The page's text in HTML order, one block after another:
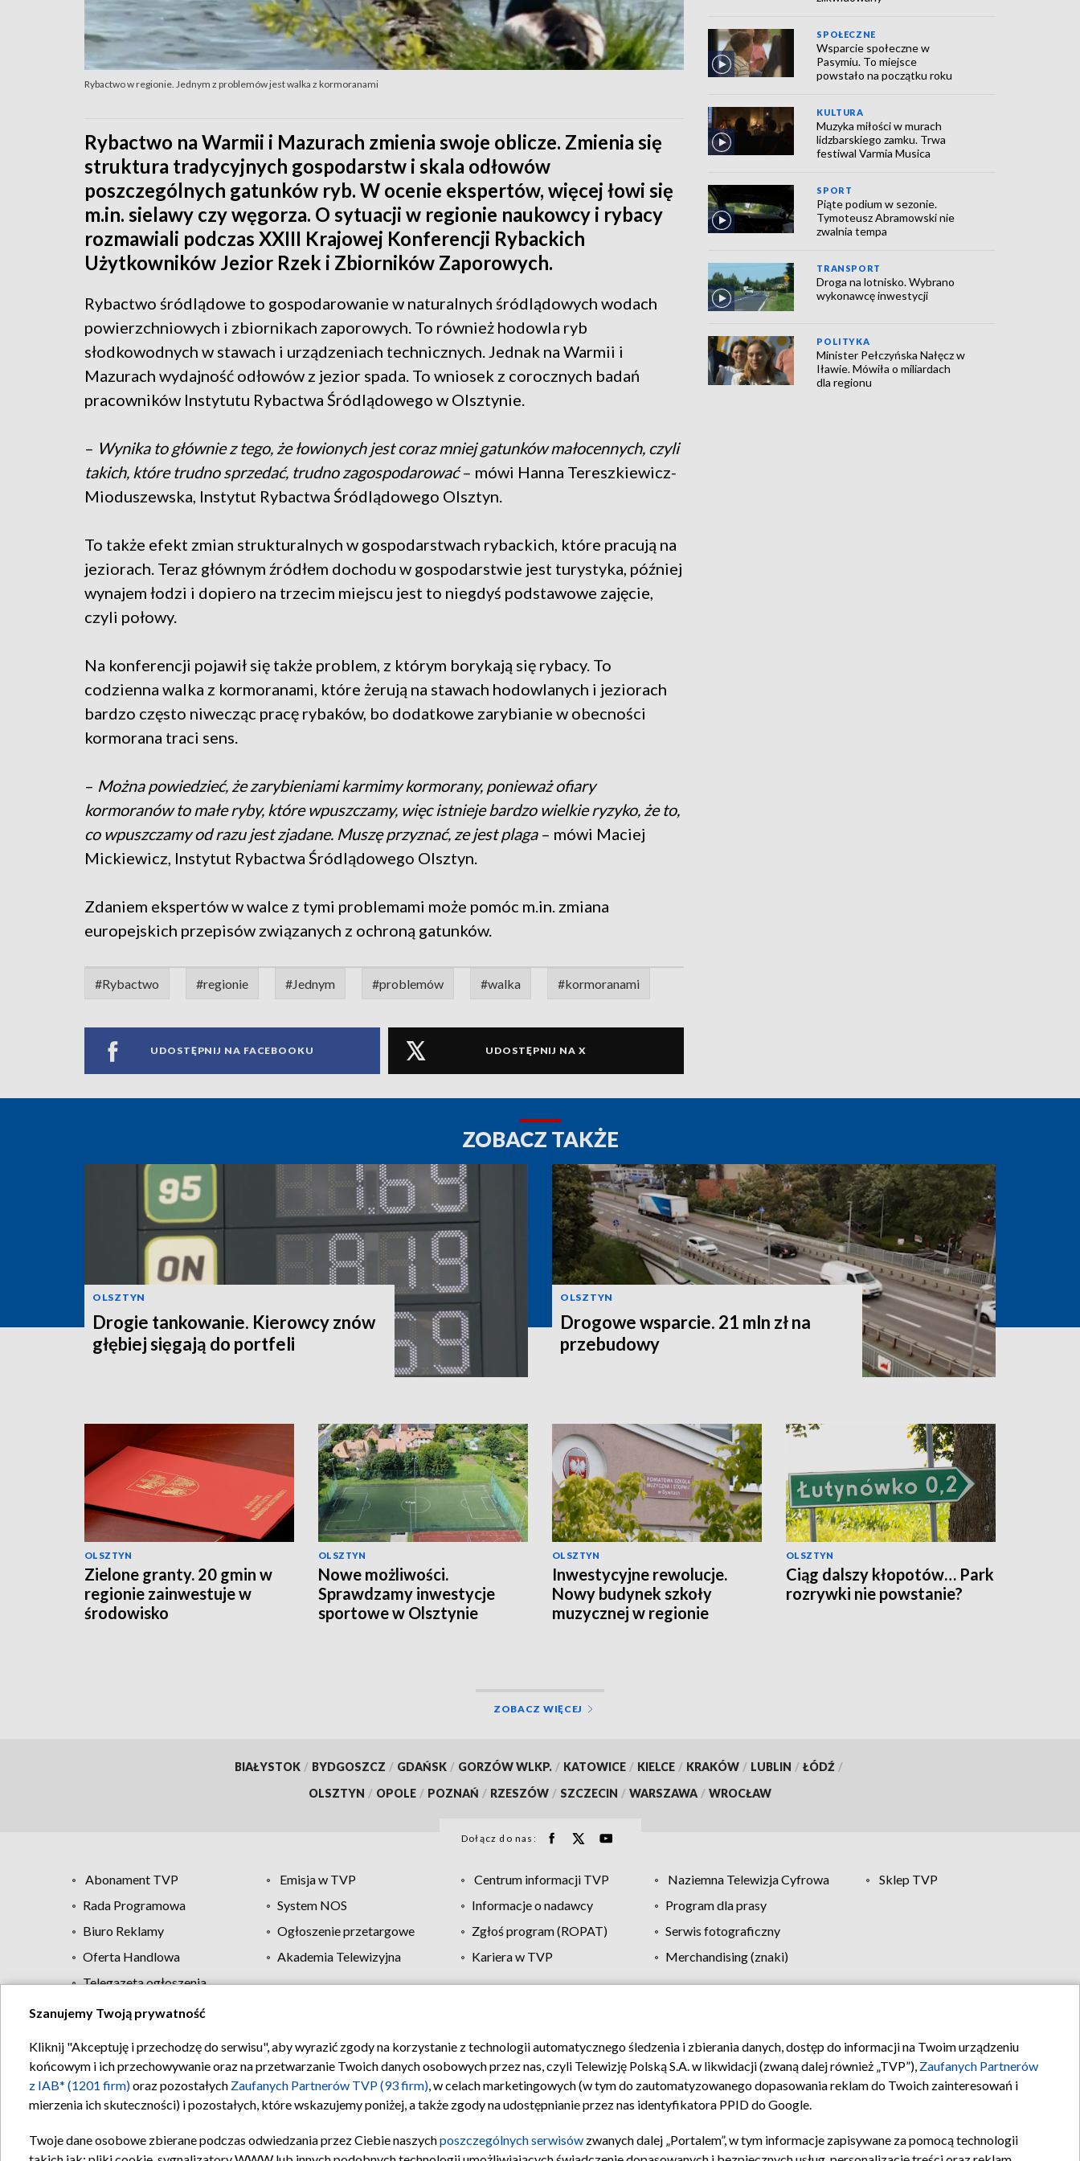
Rybactwo w regionie. Jednym z problemów jest walka z kormoranami
Rybactwo na Warmii i Mazurach zmienia swoje oblicze. Zmienia się
struktura tradycyjnych gospodarstw i skala odłowów
poszczególnych gatunków ryb. W ocenie ekspertów, więcej łowi się
m.in. sielawy czy węgorza. O sytuacji w regionie naukowcy i rybacy
rozmawiali podczas XXIII Krajowej Konferencji Rybackich
Użytkowników Jezior Rzek i Zbiorników Zaporowych.
Rybactwo śródlądowe to gospodarowanie w naturalnych śródlądowych wodach
powierzchniowych i zbiornikach zaporowych. To również hodowla ryb
słodkowodnych w stawach i urządzeniach technicznych. Jednak na Warmii i
Mazurach wydajność odłowów z jezior spada. To wniosek z corocznych badań
pracowników Instytutu Rybactwa Śródlądowego w Olsztynie.
– Wynika to głównie z tego, że łowionych jest coraz mniej gatunków małocennych, czyli
takich, które trudno sprzedać, trudno zagospodarować– mówi Hanna Tereszkiewicz-
Mioduszewska, Instytut Rybactwa Śródlądowego Olsztyn.
To także efekt zmian strukturalnych w gospodarstwach rybackich, które pracują na
jeziorach. Teraz głównym źródłem dochodu w gospodarstwie jest turystyka, później
wynajem łodzi i dopiero na trzecim miejscu jest to niegdyś podstawowe zajęcie,
czyli połowy.
Na konferencji pojawił się także problem, z którym borykają się rybacy. To
codzienna walka z kormoranami, które żerują na stawach hodowlanych i jeziorach
bardzo często niwecząc pracę rybaków, bo dodatkowe zarybianie w obecności
kormorana traci sens.
– Można powiedzieć, że zarybieniami karmimy kormorany, ponieważ ofiary
kormoranów to małe ryby, które wpuszczamy, więc istnieje bardzo wielkie ryzyko, że to,
co wpuszczamy od razu jest zjadane. Muszę przyznać, ze jest plaga– mówi Maciej
Mickiewicz, Instytut Rybactwa Śródlądowego Olsztyn.
Zdaniem ekspertów w walce z tymi problemami może pomóc m.in. zmiana
europejskich przepisów związanych z ochroną gatunków.
#Rybactwo #regionie #Jednym #problemów #walka #kormoranami
UDOSTĘPNIJ NA FACEBOOKU UDOSTĘPNIJ NA X
SPOŁECZNE
Wsparcie społeczne w
Pasymiu. To miejsce
powstało na początku roku
KULTURA
Muzyka miłości w murach
lidzbarskiego zamku. Trwa
festiwal Varmia Musica
SPORT
Piąte podium w sezonie.
Tymoteusz Abramowski nie
zwalnia tempa
TRANSPORT
Droga na lotnisko. Wybrano
wykonawcę inwestycji
POLITYKA
Minister Pełczyńska Nałęcz w
Iławie. Mówiła o miliardach
dla regionu
ZOBACZ TAKŻE
OLSZTYN
Drogie tankowanie. Kierowcy znów
głębiej sięgają do portfeli
OLSZTYN
Drogowe wsparcie. 21 mln zł na
przebudowy
OLSZTYN
Zielone granty. 20 gmin w
regionie zainwestuje w
środowisko
OLSZTYN
Nowe możliwości.
Sprawdzamy inwestycje
sportowe w Olsztynie
OLSZTYN
Inwestycyjne rewolucje.
Nowy budynek szkoły
muzycznej w regionie
OLSZTYN
Ciąg dalszy kłopotów… Park
rozrywki nie powstanie?
ZOBACZ WIĘCEJ
BIAŁYSTOK / BYDGOSZCZ / GDAŃSK / GORZÓW WLKP. / KATOWICE / KIELCE / KRAKÓW / LUBLIN / ŁÓDŹ /
OLSZTYN / OPOLE / POZNAŃ / RZESZÓW / SZCZECIN / WARSZAWA / WROCŁAW
Dołącz do nas:
Abonament TVP Emisja w TVP Centrum informacji TVP Naziemna Telewizja Cyfrowa
Sklep TVP
Rada Programowa
System NOS Informacje o nadawcy
Program dla prasy
Biuro Reklamy
Ogłoszenie przetargowe Zgłoś program (ROPAT)
Serwis fotograficzny
Oferta Handlowa
Akademia Telewizyjna Kariera w TVP
Merchandising (znaki)
Telegazeta ogłoszenia
Regulamin TVP Polityka prywatności Moje zgody Pomoc Biuro reklamy Kontakt
Szanujemy Twoją prywatność
Kliknij "Akceptuję i przechodzę do serwisu", aby wyrazić zgody na korzystanie z technologii automatycznego śledzenia i zbierania danych, dostęp do informacji na Twoim urządzeniu
końcowym i ich przechowywanie oraz na przetwarzanie Twoich danych osobowych przez nas, czyli Telewizję Polską S.A. w likwidacji (zwaną dalej również „TVP”), Zaufanych Partnerów
z IAB* (1201 firm)oraz pozostałych Zaufanych Partnerów TVP (93 firm), w celach marketingowych (w tym do zautomatyzowanego dopasowania reklam do Twoich zainteresowań i
mierzenia ich skuteczności) i pozostałych, które wskazujemy poniżej, a także zgody na udostępnianie przez nas identyfikatora PPID do Google.
Twoje dane osobowe zbierane podczas odwiedzania przez Ciebie naszychposzczególnych serwisów zwanych dalej „Portalem”, w tym informacje zapisywane za pomocą technologii